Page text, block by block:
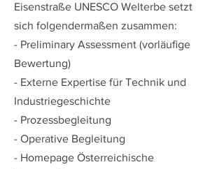
Eisenstraße UNESCO Welterbe setzt
sich folgendermaßen zusammen:
- Preliminary Assessment (vorläuﬁge
Bewertung)
- Externe Expertise für Technik und
Industriegeschichte
- Prozessbegleitung
- Operative Begleitung
- Homepage Österreichische